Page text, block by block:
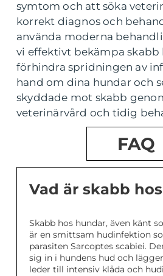
symtom och att söka
korrekt diagnos och
använda moderna
vi effektivt bekämpa skabb
förhindra spridningen av
hand om dina hundar och
skyddade mot skabb
veterinärvård och tidig
FAQ
Vad är skabb
Skabb hos hundar, även känt
är en smittsam hudinfektion
parasiten Sarcoptes scabiei.
sig in i hundens hud och
leder till intensiv klåda och